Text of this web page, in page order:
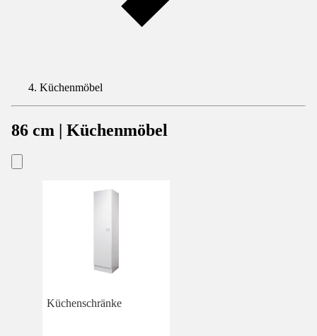
Küchenmöbel
86 cm | Küchenmöbel
Küchenschränke